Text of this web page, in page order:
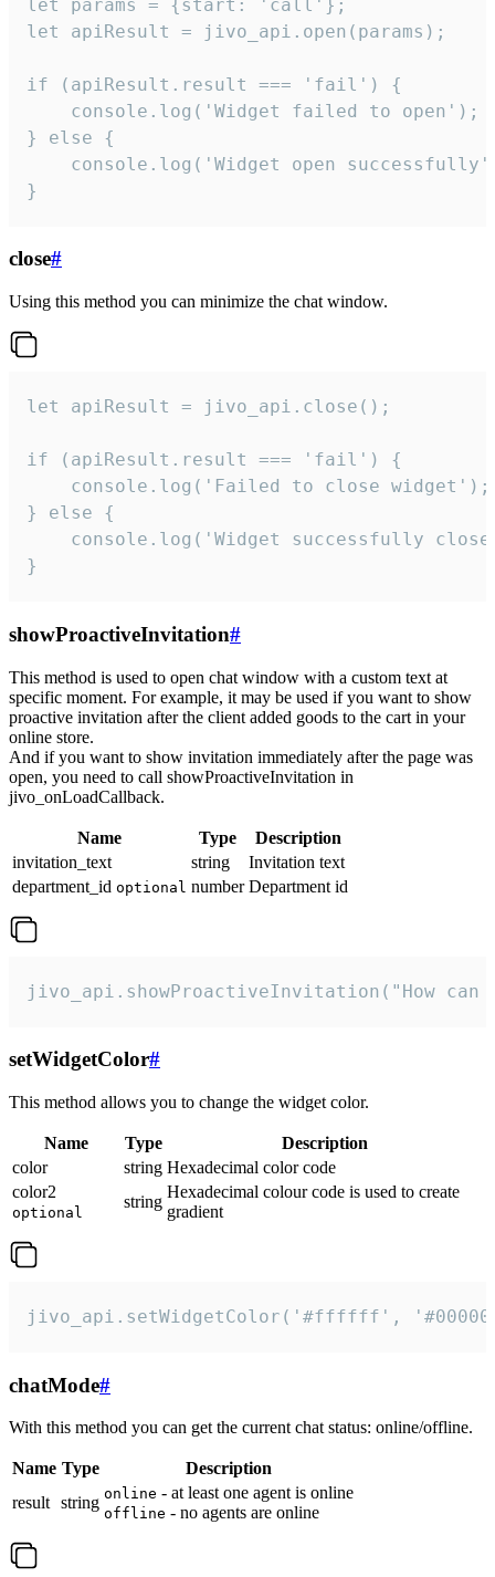
let params = {start: 'call'};
let apiResult = jivo_api.open(params);
if (apiResult.result === 'fail') {
    console.log('Widget failed to open');
} else {
console.log('Widget open
}
close#
Using this method you can minimize the chat window.
let apiResult = jivo_api.close();
if (apiResult.result === 'fail') {
    console.log('Failed to close widget');
} else {
console.log('Widget successfully
}
showProactiveInvitation#
This method is used to open chat window with a custom text at
specific moment. For example, it may be used if you want to show
proactive invitation after the client added goods to the cart in your
online store.
And if you want to show invitation immediately after the page was
open, you need to call showProactiveInvitation in
jivo_onLoadCallback.
Name Type
Description
invitation_text
string
Invitation text
department_id optional number Department id
jivo_api.showProactiveInvitation("How
setWidgetColor#
This method allows you to change the widget color.
Name Type
Description
color
string Hexadecimal color code
color2
optional
string
Hexadecimal colour code is used to create
gradient
jivo_api.setWidgetColor('#ffffff',
chatMode#
With this method you can get the current chat status: online/offline.
Name Type
Description
result string online - at least one agent is online
offline - no agents are online